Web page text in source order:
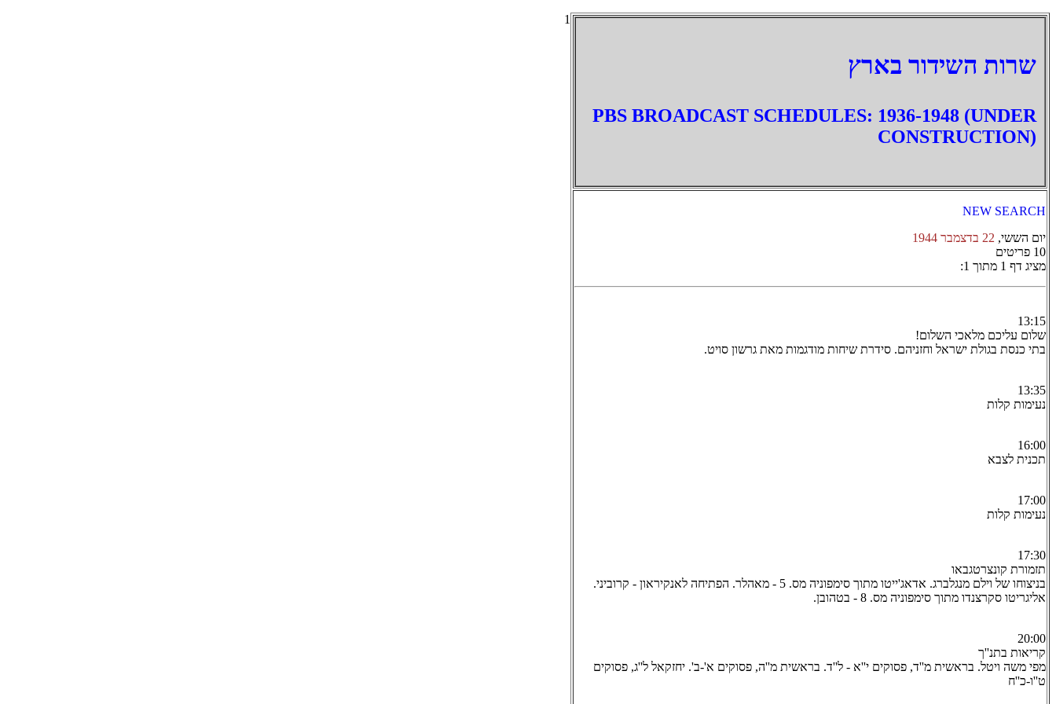
‏שרות השידור בארץ
PBS BROADCAST SCHEDULES: 1936-1948 (UNDER
CONSTRUCTION)
NEW SEARCH
יום הששי, 22 בדצמבר 1944
10 פריטים
מציג דף 1 מתוך 1:
13:15
שלום עליכם מלאכי השלום!
בתי כנסת בגולת ישראל וחזניהם. סידרת שיחות מודגמות מאת גרשון סויט.
13:35
נעימות קלות
16:00
תכנית לצבא
17:00
נעימות קלות
17:30
תזמורת קונצרטגבאו
בניצוחו של וילם מנגלברג. אדאג'ייטו מתוך סימפוניה מס. 5 - מאהלר. הפתיחה לאנקיראון - קרוביני.
אליגריטו סקרצנדו מתוך סימפוניה מס. 8 - בטהובן.
20:00
קריאות בתנ''ך
מפי משה ויטל. בראשית מ''ד, פסוקים י''א - ל''ד. בראשית מ''ה, פסוקים א'-ב'. יחזקאל ל''ג, פסוקים
ט''ו-כ''ח
1